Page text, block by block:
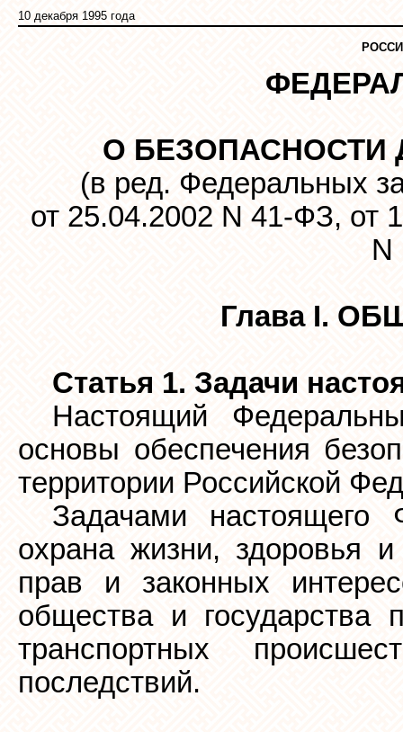
10 декабря 1995 года
О
(в ред. Федеральных
от 25.04.2002 N 41-ФЗ, от
N
Глава I.
Статья 1. Задачи
Настоящий
основы обеспечения
территории Российской
Задачами настоящего
охрана жизни, здоровья
прав и законных
общества и государства
транспортных
последствий.